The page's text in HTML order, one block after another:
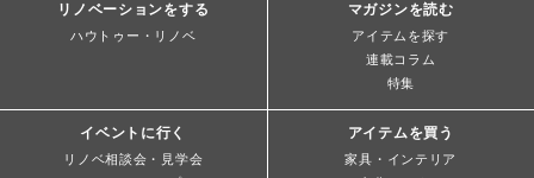
リノベーションをする
ハウトゥー・リノベ
マガジンを読む
アイテムを探す
連載コラム
特集
イベントに行く
リノベ相談会・見学会
アイテムを買う
家具・インテリア